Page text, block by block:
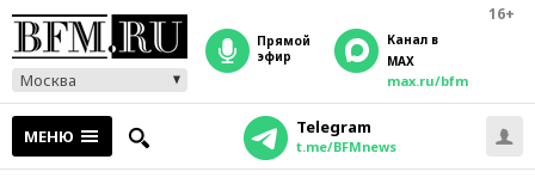
16+
Москва
прямой
эфир
Канал в
MAX
max.ru/bfm
МЕНЮ Telegram
t.me/BFMnews